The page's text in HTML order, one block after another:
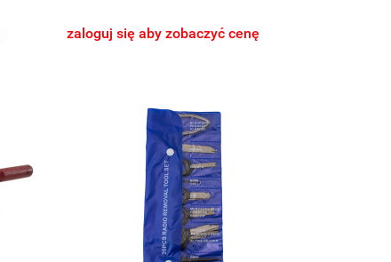
zaloguj się aby zobaczyć cenę